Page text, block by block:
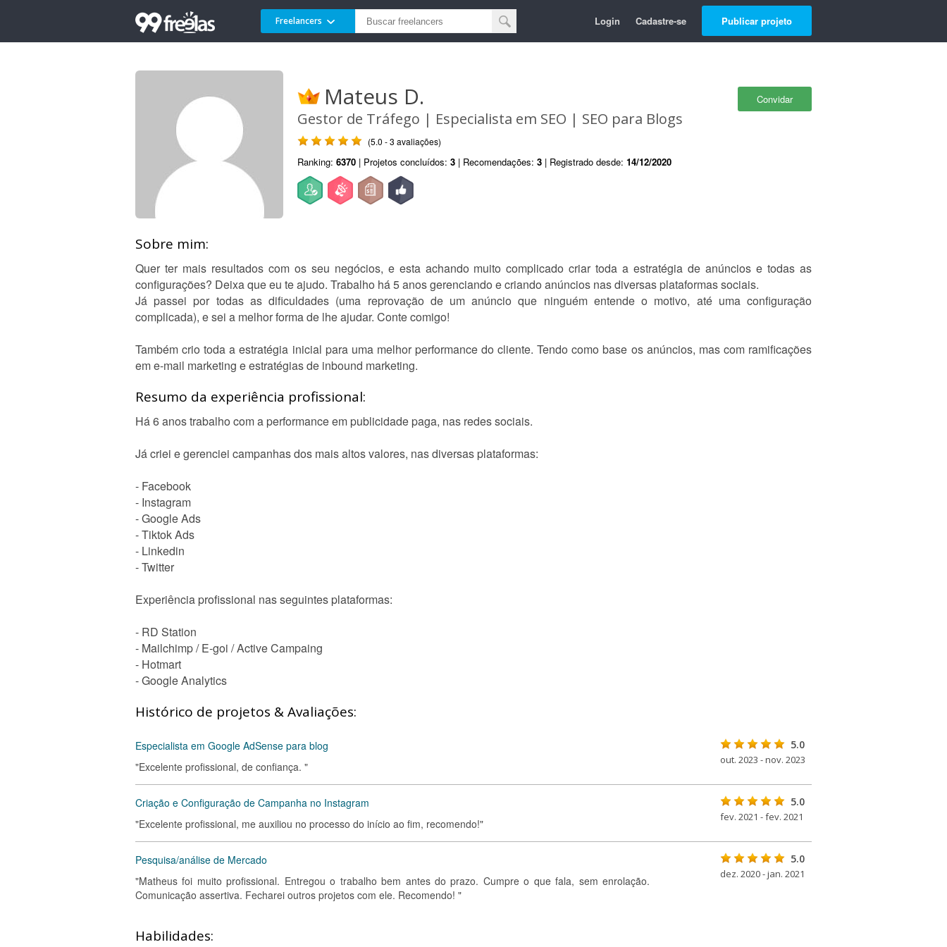
Freelancers Login Cadastre-se Publicar projeto
Convidar
Mateus D.
Gestor de Tráfego | Especialista em SEO | SEO para Blogs
(5.0 - 3 avaliações)
Ranking: 6370 | Projetos concluídos: 3 | Recomendações: 3 | Registrado desde: 14/12/2020
Sobre mim:
Quer ter mais resultados com os seu negócios, e esta achando muito complicado criar toda a estratégia de anúncios e todas as
configurações? Deixa que eu te ajudo. Trabalho há 5 anos gerenciando e criando anúncios nas diversas plataformas sociais.
Já passei por todas as dificuldades (uma reprovação de um anúncio que ninguém entende o motivo, até uma configuração
complicada), e sei a melhor forma de lhe ajudar. Conte comigo!
Também crio toda a estratégia inicial para uma melhor performance do cliente. Tendo como base os anúncios, mas com ramificações
em e-mail marketing e estratégias de inbound marketing.
Resumo da experiência profissional:
Há 6 anos trabalho com a performance em publicidade paga, nas redes sociais.
Já criei e gerenciei campanhas dos mais altos valores, nas diversas plataformas:
- Facebook
- Instagram
- Google Ads
- Tiktok Ads
- Linkedin
- Twitter
Experiência profissional nas seguintes plataformas:
- RD Station
- Mailchimp / E-goi / Active Campaing
- Hotmart
- Google Analytics
Histórico de projetos & Avaliações:
Especialista em Google AdSense para blog
"Excelente profissional, de confiança. "
5.0
out. 2023 - nov. 2023
Criação e Configuração de Campanha no Instagram
"Excelente profissional, me auxiliou no processo do início ao fim, recomendo!"
5.0
fev. 2021 - fev. 2021
Pesquisa/análise de Mercado
"Matheus foi muito profissional. Entregou o trabalho bem antes do prazo. Cumpre o que fala, sem enrolação.
Comunicação assertiva. Fecharei outros projetos com ele. Recomendo! "
5.0
dez. 2020 - jan. 2021
Habilidades: